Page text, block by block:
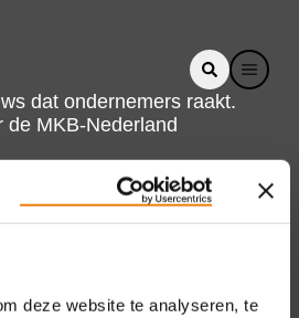
deze website te analyseren, te
dat ondernemers raakt.
de MKB-Nederland